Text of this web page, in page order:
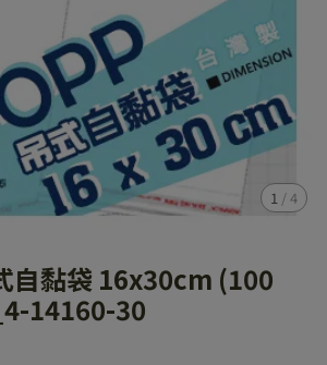
1 /4
自黏袋 16x30cm (100
14160-30